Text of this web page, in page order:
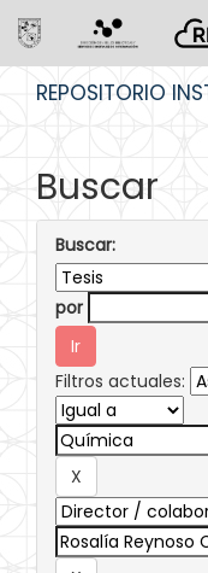
REPOSITORIO
Buscar
Buscar:
por
Filtros actuales: